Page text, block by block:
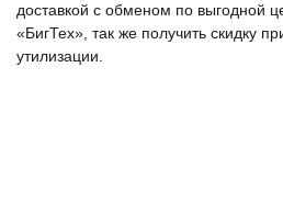
доставкой с обменом по выгодной
«БигТех», так же получить скидку
утилизации.